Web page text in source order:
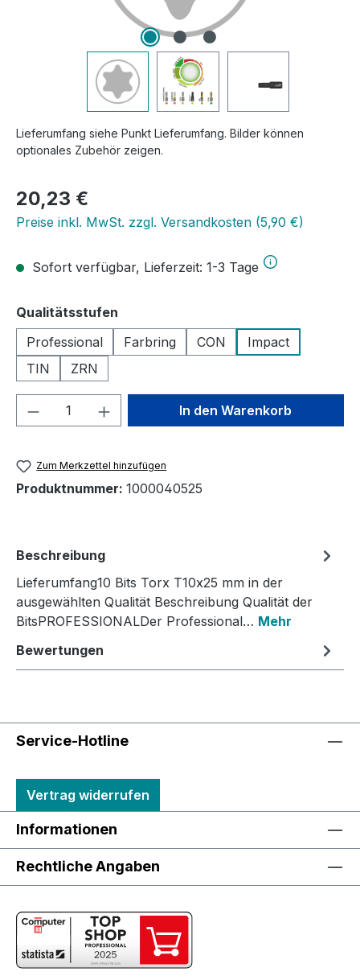
Lieferumfang siehe Punkt Lieferumfang. Bilder können
optionales Zubehör zeigen.
Regulärer Preis:
20,23 €
Preise inkl. MwSt. zzgl. Versandkosten (5,90 €)
Sofort verfügbar, Lieferzeit: 1-3 Tage
Qualitätsstufen
Professional
Farbring CON
Impact
TIN
ZRN
Produkt Anzahl: Gib denIn den Warenkorb
Zum Merkzettel hinzufügen
Produktnummer: 1000040525
Beschreibung
Lieferumfang10 Bits Torx T10x25 mm in der
ausgewählten Qualität Beschreibung Qualität der
BitsPROFESSIONALDer Professional… Mehr
Bewertungen
Service-Hotline
Vertrag widerrufen
Informationen
Rechtliche Angaben